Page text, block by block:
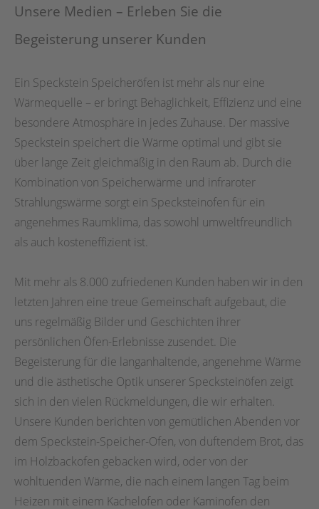
Unsere Medien – Erleben Sie die
Begeisterung unserer Kunden
Ein Speckstein Speicheröfen ist mehr als nur eine
Wärmequelle – er bringt Behaglichkeit, Effizienz und eine
besondere Atmosphäre in jedes Zuhause. Der massive
Speckstein speichert die Wärme optimal und gibt sie
über lange Zeit gleichmäßig in den Raum ab. Durch die
Kombination von Speicherwärme und infraroter
Strahlungswärme sorgt ein Specksteinofen für ein
angenehmes Raumklima, das sowohl umweltfreundlich
als auch kosteneffizient ist.
Mit mehr als 8.000 zufriedenen Kunden haben wir in den
letzten Jahren eine treue Gemeinschaft aufgebaut, die
uns regelmäßig Bilder und Geschichten ihrer
persönlichen Öfen-Erlebnisse zusendet. Die
Begeisterung für die langanhaltende, angenehme Wärme
und die ästhetische Optik unserer Specksteinöfen zeigt
sich in den vielen Rückmeldungen, die wir erhalten.
Unsere Kunden berichten von gemütlichen Abenden vor
dem Speckstein-Speicher-Ofen, von duftendem Brot, das
im Holzbackofen gebacken wird, oder von der
wohltuenden Wärme, die nach einem langen Tag beim
Heizen mit einem Kachelofen oder Kaminofen den